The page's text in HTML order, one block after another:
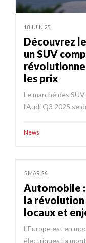
18 JUIN 25
Découvrez
un SUV
les prix
Le marché des
l’Audi Q3 2025 se
News
5 MAR 26
Automobile
la
locaux et
L'Europe est en
électriques La